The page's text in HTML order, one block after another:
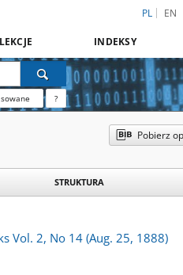
PL EN
INDEKSY
?
Pobierz
STRUKTURA
Vol. 2, No 14 (Aug. 25, 1888)